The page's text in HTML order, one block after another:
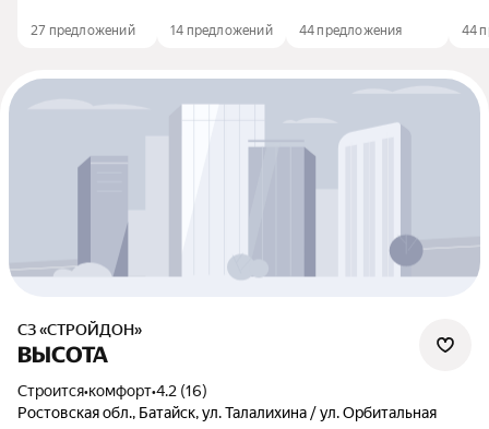
27 предложений 14 предложений 44 предложения 44
СЗ «СТРОЙДОН»
ВЫСОТА
Строится•комфорт•4.2 (16)
Ростовская обл., Батайск, ул. Талалихина / ул. Орбитальная